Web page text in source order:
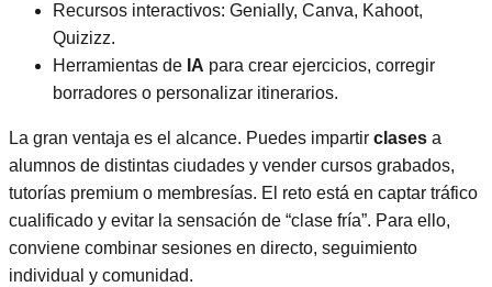
Recursos interactivos: Genially, Canva, Kahoot,
Quizizz.
Herramientas de IA para crear ejercicios, corregir
borradores o personalizar itinerarios.
La gran ventaja es el alcance. Puedes impartir clases a
alumnos de distintas ciudades y vender cursos grabados,
tutorías premium o membresías. El reto está en captar tráfico
cualificado y evitar la sensación de “clase fría”. Para ello,
conviene combinar sesiones en directo, seguimiento
individual y comunidad.